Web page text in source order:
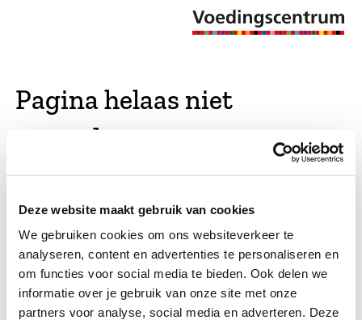
Deze website maakt gebruik van cookies
We gebruiken cookies om ons websiteverkeer te
analyseren, content en advertenties te personaliseren en
om functies voor social media te bieden. Ook delen we
informatie over je gebruik van onze site met onze
partners voor analyse, social media en adverteren. Deze
Pagina helaas niet
gevonden
hebben gekeken of er vergelijkbare pagina's
bestaan. Als dat zo is, dan zie je die hier.